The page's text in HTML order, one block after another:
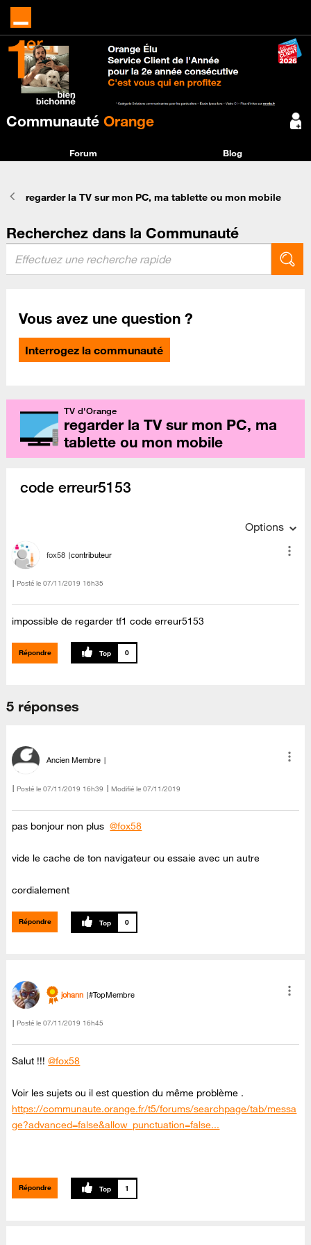
Communauté Orange
Forum Blog
regarder la TV sur mon PC, ma tablette ou mon mobile
Recherchez dans la Communauté
Vous avez une question ?
Interrogez la communauté
TV d'Orange
regarder la TV sur mon PC, ma
tablette ou mon mobile
code erreur5153
Options
fox58 contributeur
Posté le ‎07/11/2019 16h35
impossible de regarder tf1 code erreur5153
Répondre 0
5 réponses
Ancien Membre
Posté le ‎07/11/2019 16h39 Modifié le 07/11/2019
pas bonjour non plus@fox58
vide le cache de ton navigateur ou essaie avec un autre
cordialement
Répondre 0
johann #TopMembre
Posté le ‎07/11/2019 16h45
Salut !!!@fox58
Voir les sujets ou il est question du même problème .
https://communaute.orange.fr/t5/forums/searchpage/tab/messa
ge?advanced=false&allow_punctuation=false...
Répondre 1